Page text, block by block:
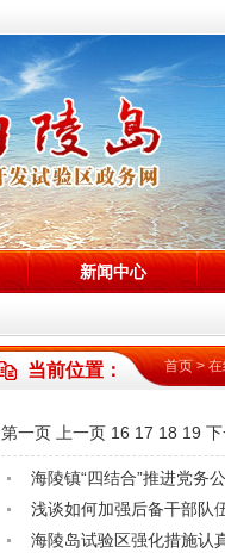
新闻中心
当前位置： 首页>
第一页 上一页 16 17 18 19
海陵镇“四结合”推进党务
浅谈如何加强后备干部队
海陵岛试验区强化措施认